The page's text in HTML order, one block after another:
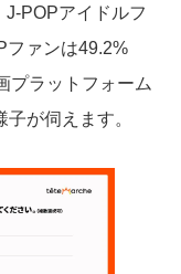
POPアイドルフ
ファンは49.2%
プラットフォーム
が伺えます。